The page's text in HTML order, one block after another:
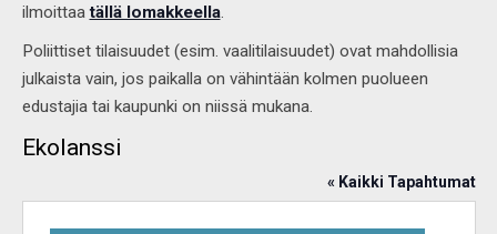
ilmoittaatällä lomakkeella.
Poliittiset tilaisuudet (esim. vaalitilaisuudet) ovat mahdollisia
julkaista vain, jos paikalla on vähintään kolmen puolueen
edustajia tai kaupunki on niissä mukana.
Ekolanssi
« Kaikki Tapahtumat